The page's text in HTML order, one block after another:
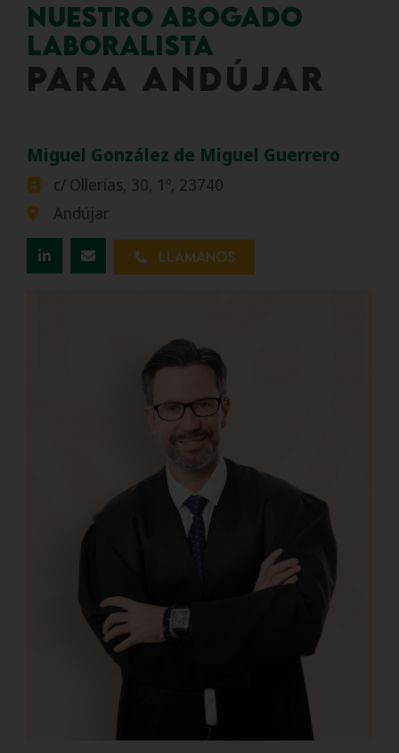
Nuestro abogado
laboralista
para ANDÚJAR
Miguel González de Miguel Guerrero
c/ Ollerías, 30, 1º, 23740
Andújar
Llámanos